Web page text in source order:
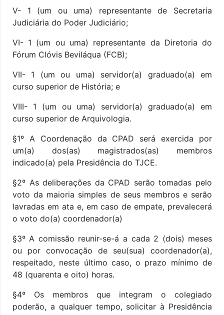
V- 1 (um ou uma) representante de Secretaria
Judiciária do Poder Judiciário;
VI- 1 (um ou uma) representante da Diretoria do
Fórum Clóvis Beviláqua (FCB);
VII- 1 (um ou uma) servidor(a) graduado(a) em
curso superior de História; e
VIII- 1 (um ou uma) servidor(a) graduado(a) em
curso superior de Arquivologia.
§1º A Coordenação da CPAD será exercida por
um(a) dos(as) magistrados(as) membros
indicado(a) pela Presidência do TJCE.
§2º As deliberações da CPAD serão tomadas pelo
voto da maioria simples de seus membros e serão
lavradas em ata e, em caso de empate, prevalecerá
o voto do(a) coordenador(a)
§3º A comissão reunir-se-á a cada 2 (dois) meses
ou por convocação de seu(sua) coordenador(a),
respeitado, neste último caso, o prazo mínimo de
48 (quarenta e oito) horas.
§4º Os membros que integram o colegiado
poderão, a qualquer tempo, solicitar à Presidência